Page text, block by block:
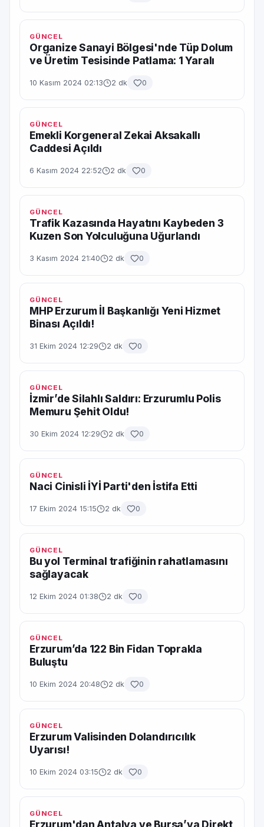
GÜNCEL
Organize Sanayi Bölgesi'nde Tüp Dolum
ve Üretim Tesisinde Patlama: 1 Yaralı
10 Kasım 2024 02:13 2 dk 0
GÜNCEL
Emekli Korgeneral Zekai Aksakallı
Caddesi Açıldı
6 Kasım 2024 22:52 2 dk 0
GÜNCEL
Trafik Kazasında Hayatını Kaybeden 3
Kuzen Son Yolculuğuna Uğurlandı
3 Kasım 2024 21:40 2 dk 0
GÜNCEL
MHP Erzurum İl Başkanlığı Yeni Hizmet
Binası Açıldı!
31 Ekim 2024 12:29 2 dk 0
GÜNCEL
İzmir’de Silahlı Saldırı: Erzurumlu Polis
Memuru Şehit Oldu!
30 Ekim 2024 12:29 2 dk 0
GÜNCEL
Naci Cinisli İYİ Parti'den İstifa Etti
17 Ekim 2024 15:15 2 dk 0
GÜNCEL
Bu yol Terminal trafiğinin rahatlamasını
sağlayacak
12 Ekim 2024 01:38 2 dk 0
GÜNCEL
Erzurum’da 122 Bin Fidan Toprakla
Buluştu
10 Ekim 2024 20:48 2 dk 0
GÜNCEL
Erzurum Valisinden Dolandırıcılık
Uyarısı!
10 Ekim 2024 03:15 2 dk 0
GÜNCEL
Erzurum'dan Antalya ve Bursa’ya Direkt